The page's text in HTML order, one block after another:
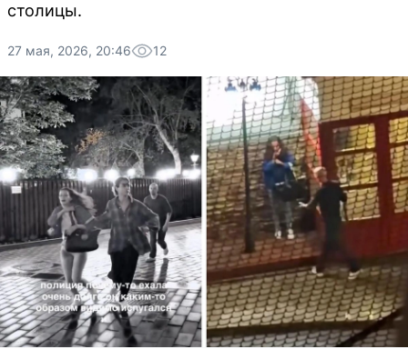
столицы.
27 мая, 2026, 20:46 12